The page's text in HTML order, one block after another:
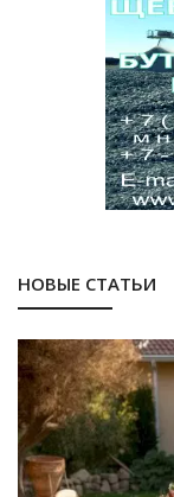
НОВЫЕ СТАТЬИ